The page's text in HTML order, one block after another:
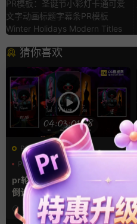
PR模板：圣诞节小彩灯卡通可爱
文字动画标题字幕条PR模板
Winter Holidays Modern Titles
猜你喜欢
PR基本图形mogrt
PR基本图形
三维
pr轮播模板 方屏竖屏4K展示
倒计时轮播图PR模版
10小时前